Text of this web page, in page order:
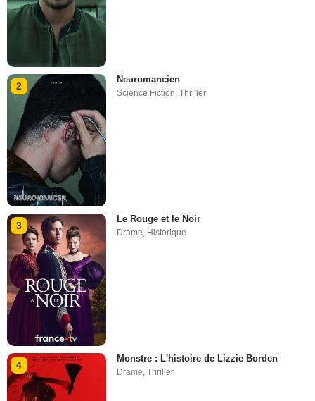
2
Neuromancien
Science Fiction ,Thriller
3
Le Rouge et le Noir
Drame, Historique
4
Monstre : L'histoire de Lizzie Borden
Drame,Thriller